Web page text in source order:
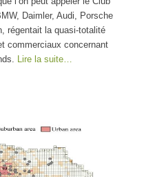
Daimler, Audi, Porsche
régentait la quasi-totalité
commerciaux concernant
Lire la suite…